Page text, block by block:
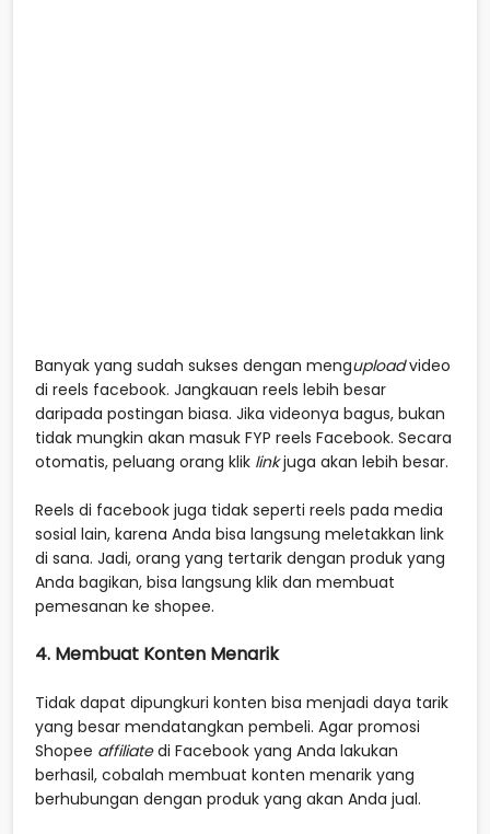
Banyak yang sudah sukses dengan menguploadvideo
di reels facebook. Jangkauan reels lebih besar
daripada postingan biasa. Jika videonya bagus, bukan
tidak mungkin akan masuk FYP reels Facebook. Secara
otomatis, peluang orang klik linkjuga akan lebih besar.
Reels di facebook juga tidak seperti reels pada media
sosial lain, karena Anda bisa langsung meletakkan link
di sana. Jadi, orang yang tertarik dengan produk yang
Anda bagikan, bisa langsung klik dan membuat
pemesanan ke shopee.
4. Membuat Konten Menarik
Tidak dapat dipungkuri konten bisa menjadi daya tarik
yang besar mendatangkan pembeli. Agar promosi
Shopee affiliatedi Facebook yang Anda lakukan
berhasil, cobalah membuat konten menarik yang
berhubungan dengan produk yang akan Anda jual.